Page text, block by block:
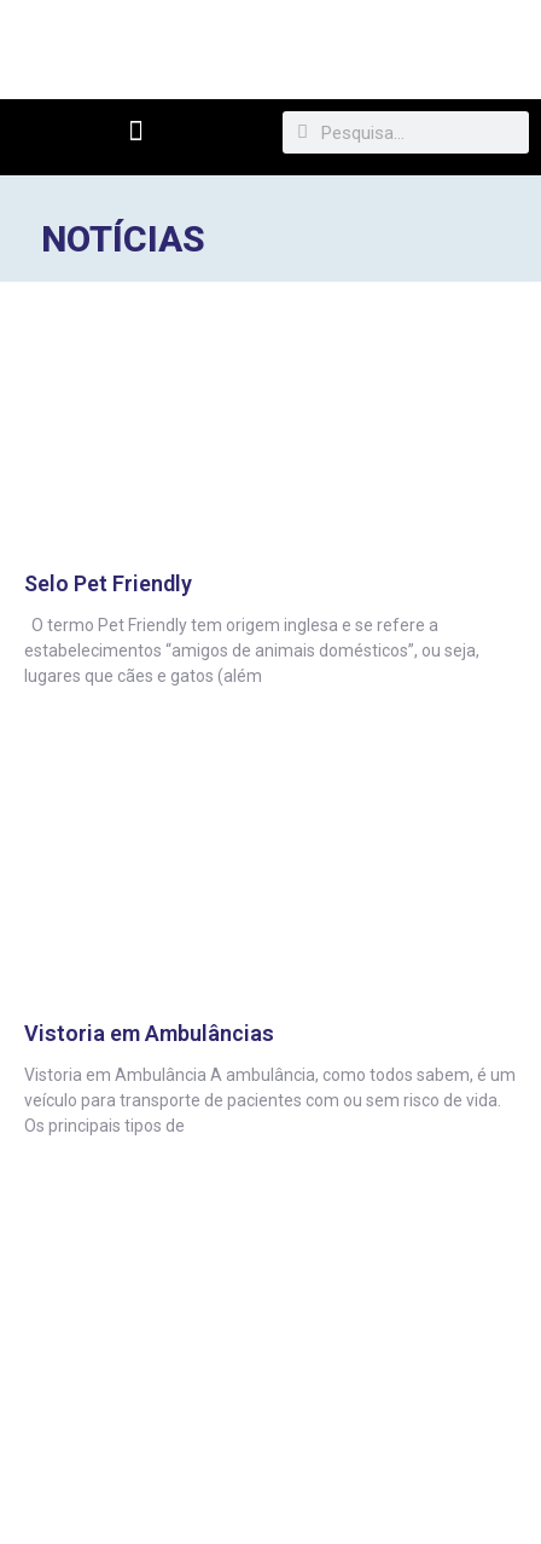
NOTÍCIAS
Selo Pet Friendly
O termo Pet Friendly tem origem inglesa e se refere a
estabelecimentos “amigos de animais domésticos”, ou seja,
lugares que cães e gatos (além
Vistoria em Ambulâncias
Vistoria em Ambulância A ambulância, como todos sabem, é um
veículo para transporte de pacientes com ou sem risco de vida.
Os principais tipos de